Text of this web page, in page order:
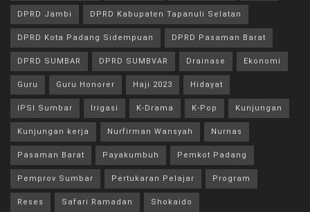
DPRD Jambi DPRD Kabupaten Tapanuli Selatan
DPRD Kota Padang Sidempuan DPRD Pasaman Barat
DPRD SUMBAR DPRD SUMBVAR Drainase Ekonomi
Guru Guru Honorer Haji 2023 Hidayat
IPSI Sumbar Irigasi K-Drama K-Pop Kunjungan
Kunjungan kerja Nurfirman Wansyah Nurnas
Pasaman Barat Payakumbuh Pemkot Padang
Pemprov Sumbar Pertukaran Pelajar Program
Reses Safari Ramadan Shokaido